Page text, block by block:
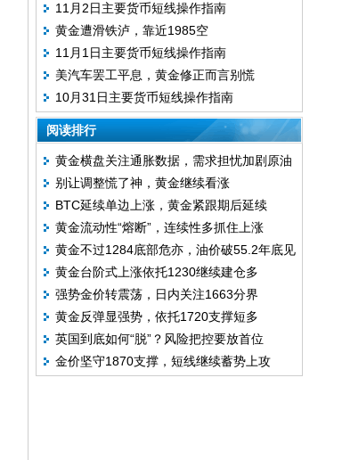
11月2日主要货币短线操作指南
黄金遭滑铁泸，靠近1985空
11月1日主要货币短线操作指南
美汽车罢工平息，黄金修正而言别慌
10月31日主要货币短线操作指南
阅读排行
黄金横盘关注通胀数据，需求担忧加剧原油
持续下滑
别让调整慌了神，黄金继续看涨
BTC延续单边上涨，黄金紧跟期后延续
黄金流动性“熔断”，连续性多抓住上涨
黄金不过1284底部危亦，油价破55.2年底见
59
黄金台阶式上涨依托1230继续建仓多
强势金价转震荡，日内关注1663分界
黄金反弹显强势，依托1720支撑短多
英国到底如何“脱”？风险把控要放首位
金价坚守1870支撑，短线继续蓄势上攻